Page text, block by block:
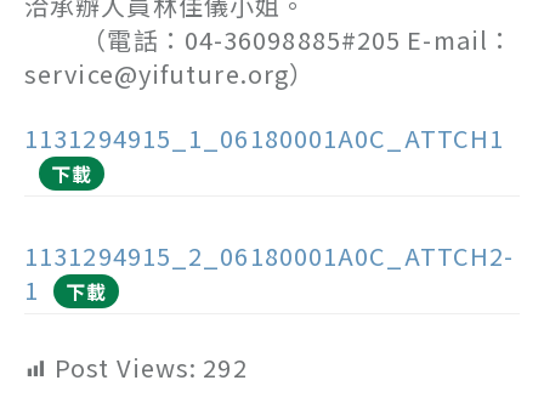
（電話：04-36098885#205 E-mail：
service@yifuture.org）
1131294915_1_06180001A0C_ATTCH1
下載
1131294915_2_06180001A0C_ATTCH2-
1
下載
Post Views: 292